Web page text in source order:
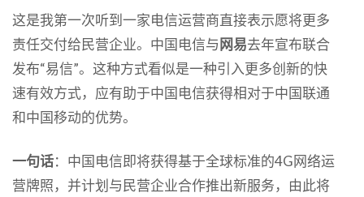
这是我第一次听到一家电信运营商直接表示愿将更多
责任交付给民营企业。中国电信与 网易去年宣布联合
发布“易信”。这种方式看似是一种引入更多创新的快
速有效方式，应有助于中国电信获得相对于中国联通
和中国移动的优势。
一句话：中国电信即将获得基于全球标准的4G网络运
营牌照，并计划与民营企业合作推出新服务，由此将